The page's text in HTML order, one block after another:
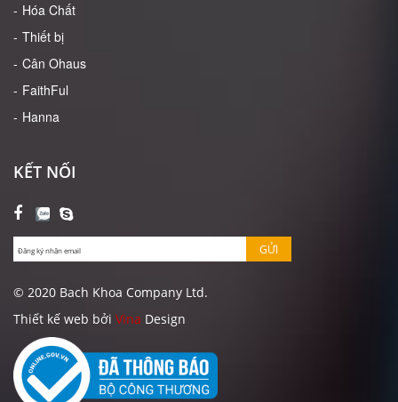
Hóa Chất
Thiết bị
Cân Ohaus
FaithFul
Hanna
KẾT NỐI
GỬI
© 2020 Bach Khoa Company Ltd.
Thiết kế web bởi Vina Design